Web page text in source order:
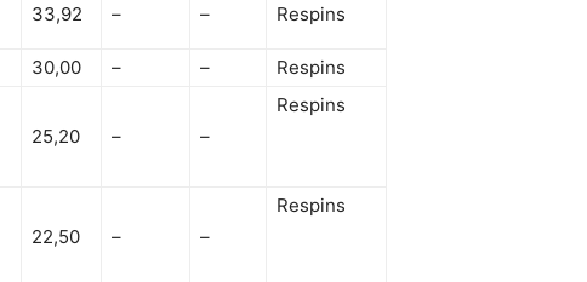
33,92 – – Respins
30,00 – – Respins
25,20 – –
Respins
22,50 – –
Respins